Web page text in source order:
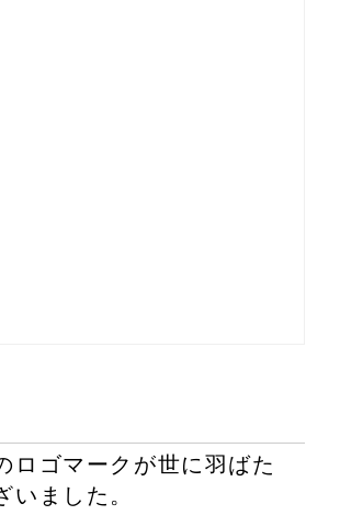
ロゴマークが世に羽ばた
ました。